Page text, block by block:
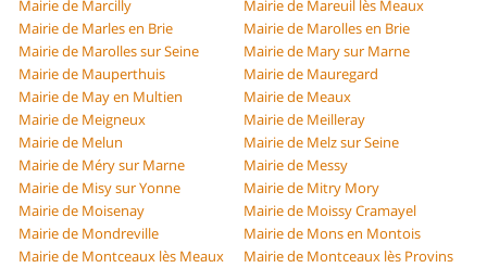
Mairie de Marcilly
Mairie de Mareuil lès Meaux
Mairie de Marles en Brie
Mairie de Marolles en Brie
Mairie de Marolles sur Seine
Mairie de Mary sur Marne
Mairie de Mauperthuis
Mairie de Mauregard
Mairie de May en Multien
Mairie de Meaux
Mairie de Meigneux
Mairie de Meilleray
Mairie de Melun
Mairie de Melz sur Seine
Mairie de Méry sur Marne
Mairie de Messy
Mairie de Misy sur Yonne
Mairie de Mitry Mory
Mairie de Moisenay
Mairie de Moissy Cramayel
Mairie de Mondreville
Mairie de Mons en Montois
Mairie de Montceaux lès Meaux
Mairie de Montceaux lès Provins